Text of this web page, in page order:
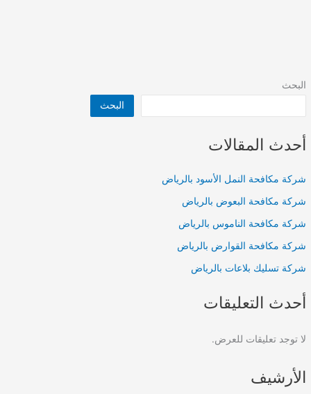
البحث
البحث
أحدث المقالات
شركة مكافحة النمل الأسود بالرياض
شركة مكافحة البعوض بالرياض
شركة مكافحة الناموس بالرياض
شركة مكافحة القوارض بالرياض
شركة تسليك بلاعات بالرياض
أحدث التعليقات
لا توجد تعليقات للعرض.
الأرشيف